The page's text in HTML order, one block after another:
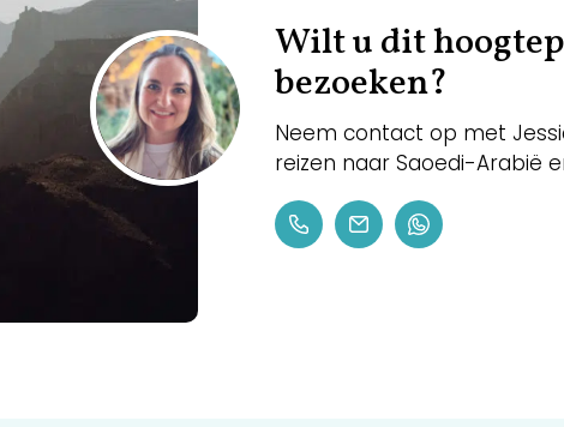
Wilt u dit
bezoeken?
Neem contact op met
reizen naar Saoedi-Arabië